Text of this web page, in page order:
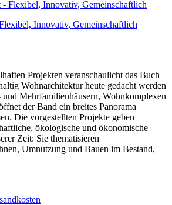
Innovativ, Gemeinschaftlich
Projekten veranschaulicht das Buch
Wohnarchitektur heute gedacht werden
Mehrfamilienhäusern, Wohnkomplexen
der Band ein breites Panorama
Die vorgestellten Projekte geben
ökologische und ökonomische
Zeit: Sie thematisieren
Umnutzung und Bauen im Bestand,